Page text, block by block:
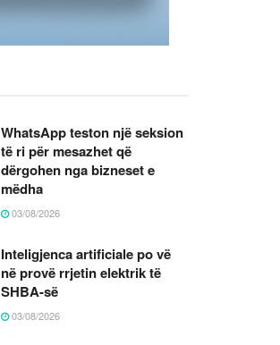
WhatsApp teston një seksion
të ri për mesazhet që
dërgohen nga bizneset e
mëdha
03/08/2026
Inteligjenca artificiale po vë
në provë rrjetin elektrik të
SHBA-së
03/08/2026